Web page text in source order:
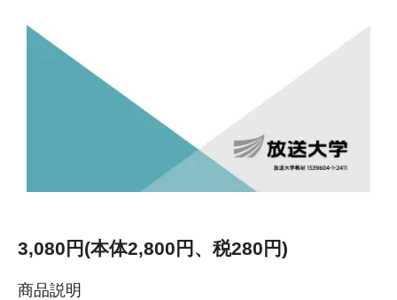
3,080円(本体2,800円、税280円)
商品説明